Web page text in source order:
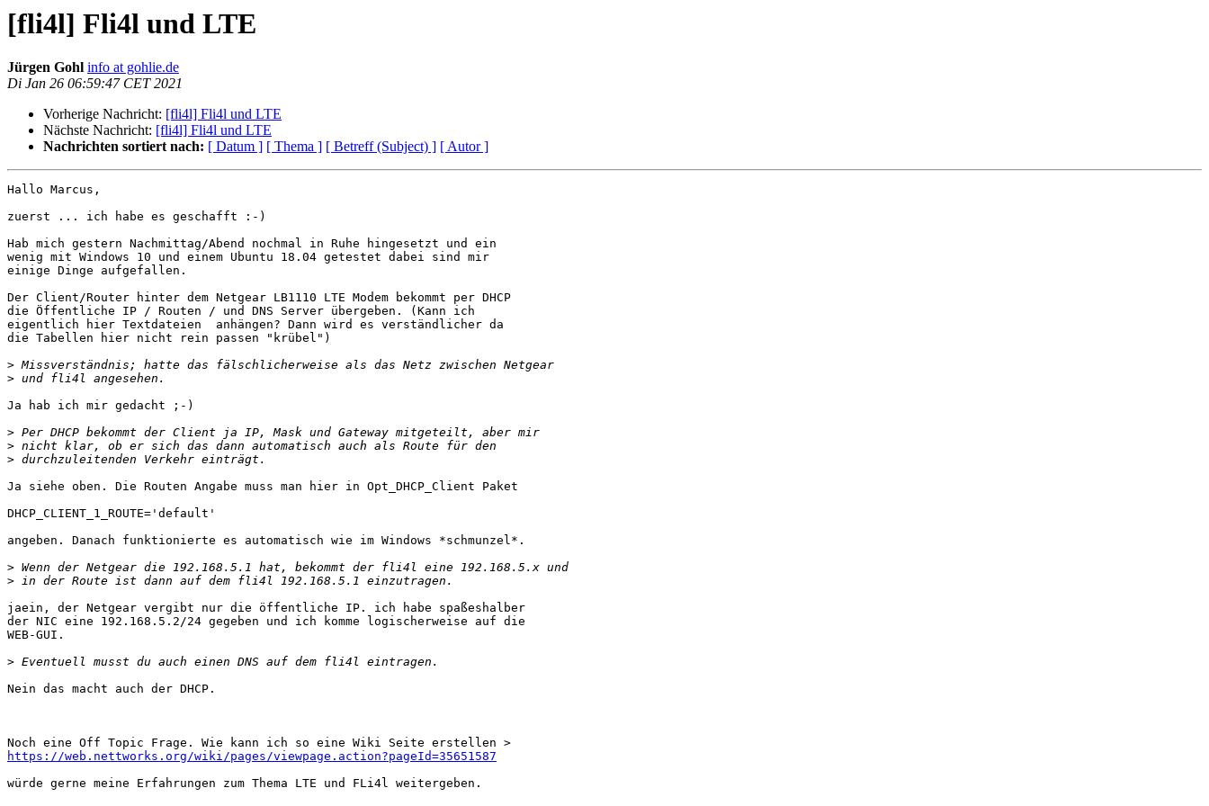
[fli4l] Fli4l und LTE
Jürgen Gohl info at gohlie.de
Di Jan 26 06:59:47 CET 2021
Vorherige Nachricht: [fli4l] Fli4l und LTE
Nächste Nachricht: [fli4l] Fli4l und LTE
Nachrichten sortiert nach: [ Datum ] [ Thema ] [ Betreff (Subject) ] [ Autor ]
Hallo Marcus,
zuerst ... ich habe es geschafft :-)
Hab mich gestern Nachmittag/Abend nochmal in Ruhe hingesetzt und ein
wenig mit Windows 10 und einem Ubuntu 18.04 getestet dabei sind mir
einige Dinge aufgefallen.
Der Client/Router hinter dem Netgear LB1110 LTE Modem bekommt per DHCP
die Öffentliche IP / Routen / und DNS Server übergeben. (Kann ich
eigentlich hier Textdateien  anhängen? Dann wird es verständlicher da
die Tabellen hier nicht rein passen "krübel")
>
>
Ja hab ich mir gedacht ;-)
>
>
>
Ja siehe oben. Die Routen Angabe muss man hier in Opt_DHCP_Client Paket
DHCP_CLIENT_1_ROUTE='default'
angeben. Danach funktionierte es automatisch wie im Windows *schmunzel*.
>
>
jaein, der Netgear vergibt nur die öffentliche IP. ich habe spaßeshalber
der NIC eine 192.168.5.2/24 gegeben und ich komme logischerweise auf die
WEB-GUI.
>
Nein das macht auch der DHCP.
https://web.nettworks.org/wiki/pages/viewpage.action?pageId=35651587
würde gerne meine Erfahrungen zum Thema LTE und FLi4l weitergeben.